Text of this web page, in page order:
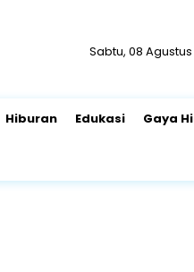
Sabtu, 08
Hiburan Edukasi Gaya